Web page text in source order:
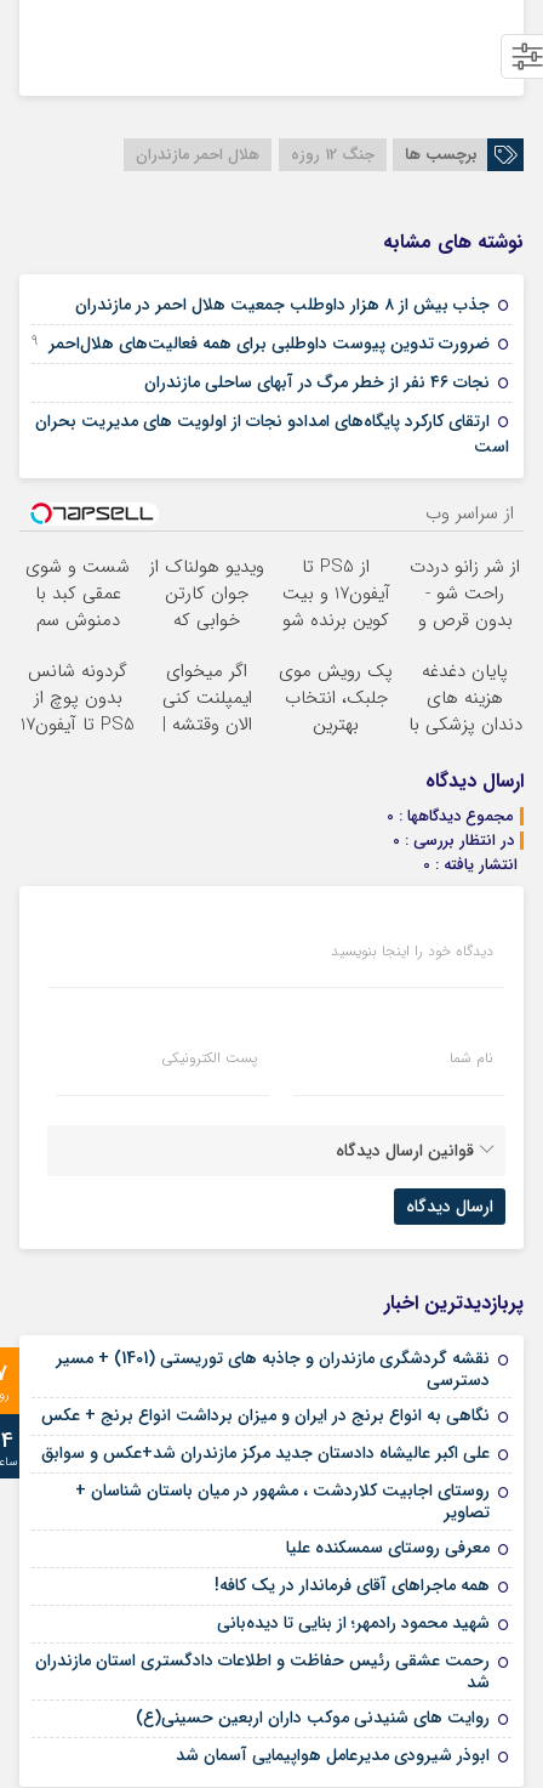
برچسب ها جنگ 12 روزه هلال احمر مازندران
نوشته های مشابه
جذب بیش از ۸ هزار داوطلب جمعیت هلال احمر در مازندران
ضرورت تدوین پیوست داوطلبی برای همه فعالیت‌های هلال‌احمر 19 دسامبر 2025
نجات ۴۶ نفر از خطر مرگ در آبهای ساحلی مازندران
ارتقای کارکرد پایگاه‌های امدادو نجات از اولویت های مدیریت بحران
است
از سراسر وب
از شر زانو دردت
راحت شو -
بدون قرص و
از PS5 تا
آیفون17 و بیت
کوین برنده شو
شانس بدون
پوچ
ویدیو هولناک از
جوان کارتن
خوابی که
آموزش رایگان
شست و شوی
عمقی کبد با
دمنوش سم
پایان دغدغه
هزینه های
دندان پزشکی با
خانگی
پک رویش موی
جلبک، انتخاب
بهترین
اگر میخوای
ایمپلنت کنی
الان وقتشه |
گردونه شانس
بدون پوچ از
PS5 تا آیفون17
ارسال دیدگاه
مجموع دیدگاهها : 0
در انتظار بررسی : 0
انتشار یافته : 0
دیدگاه خود را اینجا بنویسید
نام شما پست الکترونیکی
قوانین ارسال دیدگاه
پربازدیدترین اخبار
نقشه گردشگری مازندران و جاذبه های توریستی (1401) + مسیر
دسترسی
نگاهی به انواع برنج در ایران و میزان برداشت انواع برنج + عکس
علی‌ اکبر عالیشاه دادستان جدید مرکز مازندران شد+عکس و سوابق
روستای اجابیت کلاردشت ، مشهور در میان باستان شناسان +
تصاویر
معرفی روستای سمسکنده علیا
همه ماجراهای آقای فرماندار در یک کافه!
شهید محمود رادمهر؛ از بنایی تا دیده‌بانی
رحمت عشقی رئیس حفاظت و اطلاعات دادگستری استان مازندران
شد
روایت های شنیدنی موکب داران اربعین حسینی(ع)
ابوذر شیرودی مدیرعامل هواپیمایی آسمان شد